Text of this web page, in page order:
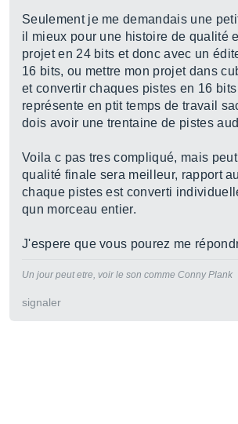
Seulement je me demandais une
il mieux pour une histoire de qualité
projet en 24 bits et donc avec un
16 bits, ou mettre mon projet dans
et convertir chaques pistes en 16
représente en ptit temps de travail
dois avoir une trentaine de pistes
Voila c pas tres compliqué, mais
qualité finale sera meilleur, rapport
chaque pistes est converti
qun morceau entier.
J'espere que vous pourez me
Un jour peut etre, voir le son comme Conny Plank
signaler